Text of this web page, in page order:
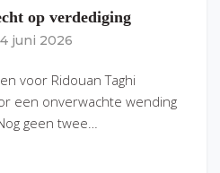
op verdediging
juni 2026
voor Ridouan Taghi
een onverwachte wending
geen twee…